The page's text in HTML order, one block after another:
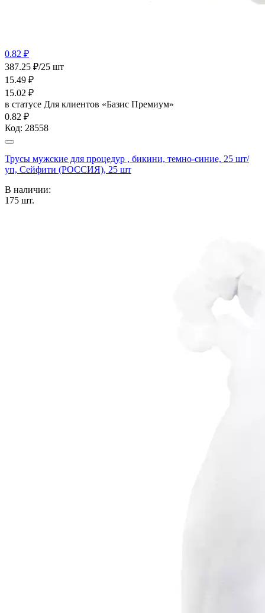
0.82 ₽
387.25 ₽/25 шт
15.49 ₽
15.02 ₽
в статусе Для клиентов «Базис Премиум»
0.82 ₽
Код: 28558
Трусы мужские для процедур , бикини, темно-синие, 25 шт/
уп, Сейфити (РОССИЯ), 25 шт
В наличии:
175 шт.